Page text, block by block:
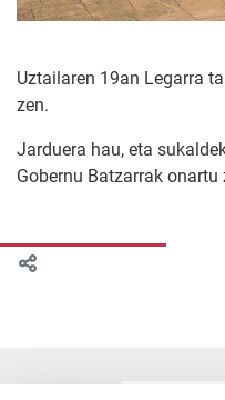
Uztailaren 19an Legarra
zen.
Jarduera hau, eta
Gobernu Batzarrak